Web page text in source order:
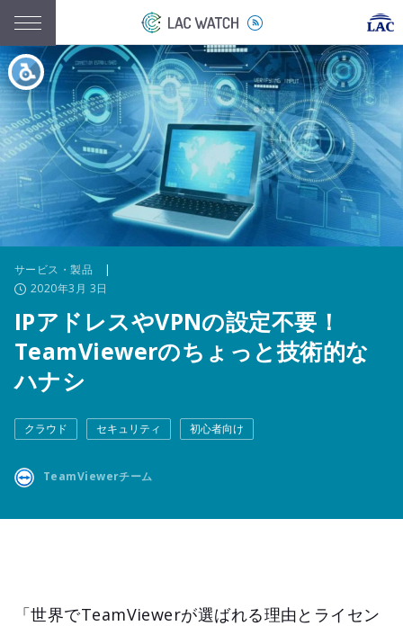
サービス・製品 |
2020年3月 3日
IPアドレスやVPNの設定不要！
TeamViewerのちょっと技術的な
ハナシ
クラウド セキュリティ 初心者向け
TeamViewerチーム
「世界でTeamViewerが選ばれる理由とライセン